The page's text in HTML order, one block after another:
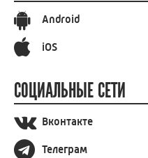
Android
iOS
СОЦИАЛЬНЫЕ СЕТИ
Вконтакте
Телеграм